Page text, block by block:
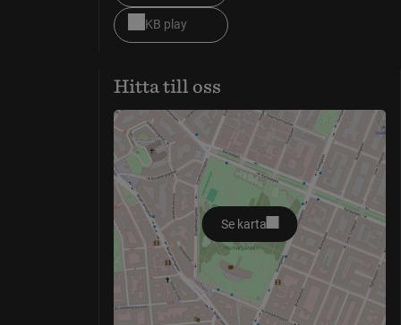
KB play
Hitta till oss
Se karta
öppnas i nytt fönster